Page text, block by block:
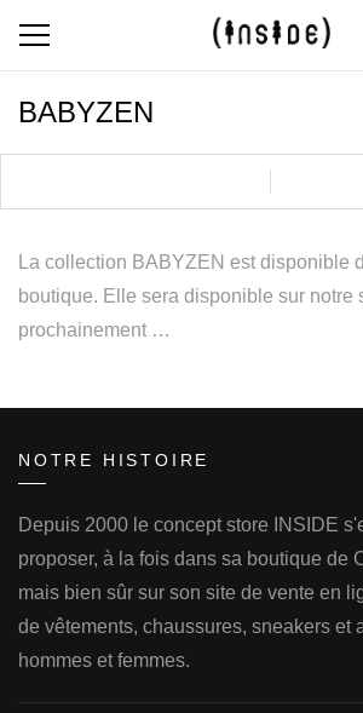
BABYZEN
La collection BABYZEN est disponible
boutique. Elle sera disponible sur notre
prochainement …
NOTRE HISTOIRE
Depuis 2000 le concept store INSIDE
proposer, à la fois dans sa boutique de
mais bien sûr sur son site de vente en
de vêtements, chaussures, sneakers et
hommes et femmes.